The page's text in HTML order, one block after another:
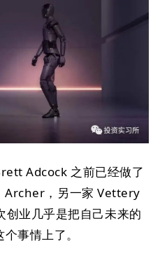
Adcock 之前已经做了
Archer，另一家 Vettery
创业几乎是把自己未来的
事情上了。